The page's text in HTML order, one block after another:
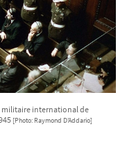
militaire international de
[Photo: Raymond D’Addario]